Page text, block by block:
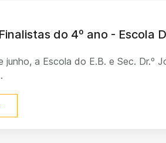
do 4º ano - Escola
junho, a Escola do E.B. e Sec. Dr.º